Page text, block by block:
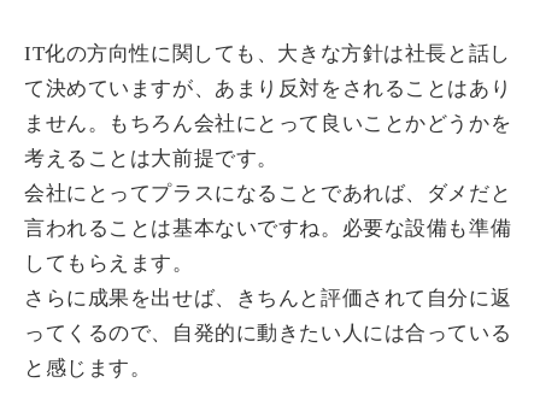
IT化の方向性に関しても、大きな方針は社長と話し
て決めていますが、あまり反対をされることはあり
ません。もちろん会社にとって良いことかどうかを
考えることは大前提です。
会社にとってプラスになることであれば、ダメだと
言われることは基本ないですね。必要な設備も準備
してもらえます。
さらに成果を出せば、きちんと評価されて自分に返
ってくるので、自発的に動きたい人には合っている
と感じます。